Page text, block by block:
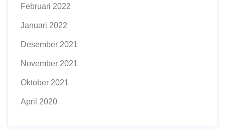
Februari 2022
Januari 2022
Desember 2021
November 2021
Oktober 2021
April 2020